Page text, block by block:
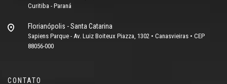
Curitiba - Paraná
Florianópolis - Santa Catarina
Sapiens Parque - Av. Luiz Boiteux Piazza, 1302 • Canasvieiras • CEP
88056-000
CONTATO